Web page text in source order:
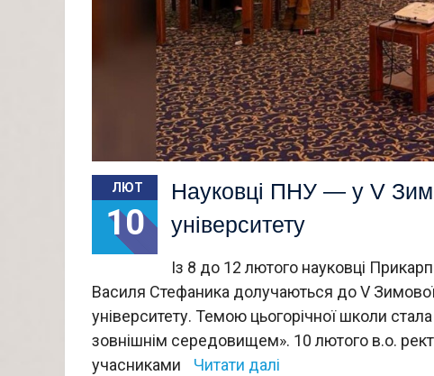
ЛЮТ
10
Науковці ПНУ — у V
університету
Із 8 до 12 лютого науковці
Василя Стефаника долучаються до V Зимової
університету. Темою цьогорічної школи
зовнішнім середовищем». 10 лютого в.о.
учасниками
Читати далі